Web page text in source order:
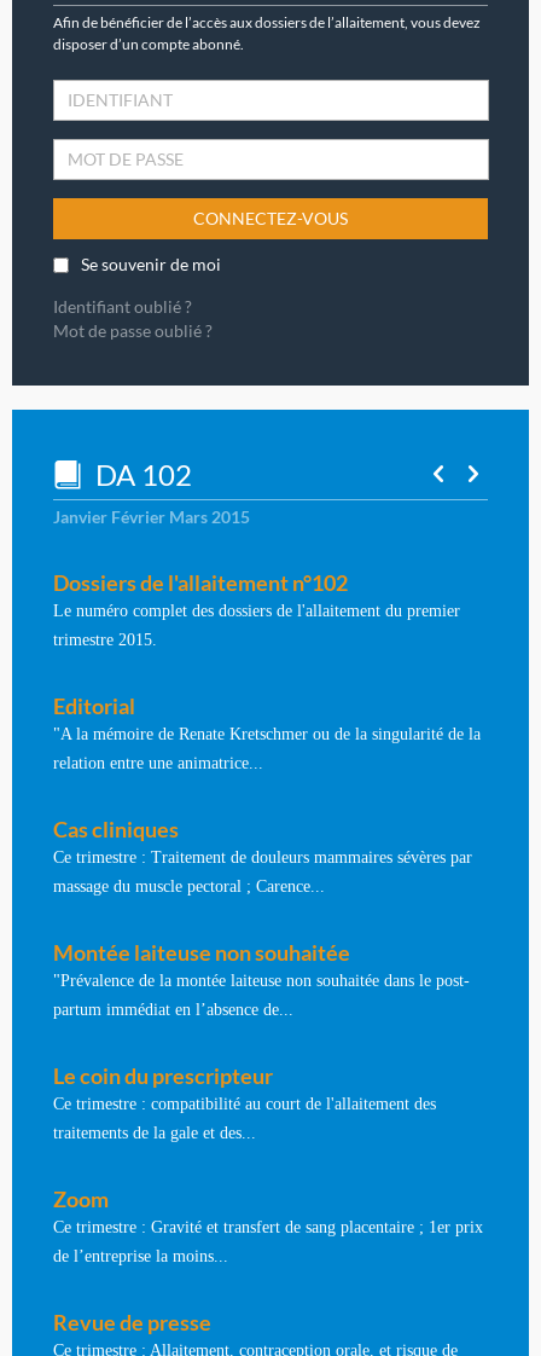
Afin de bénéficier de l’accès aux dossiers de l’allaitement, vous devez
disposer d’un compte abonné.
CONNECTEZ-VOUS
Se souvenir de moi
Identifiant oublié ?
Mot de passe oublié ?
DA 102
Janvier Février Mars 2015
Dossiers de l'allaitement n°102
Le numéro complet des dossiers de l'allaitement du premier
trimestre 2015.
Editorial
"A la mémoire de Renate Kretschmer ou de la singularité de la
relation entre une animatrice...
Cas cliniques
Ce trimestre : Traitement de douleurs mammaires sévères par
massage du muscle pectoral ; Carence...
Montée laiteuse non souhaitée
"Prévalence de la montée laiteuse non souhaitée dans le post-
partum immédiat en l’absence de...
Le coin du prescripteur
Ce trimestre : compatibilité au court de l'allaitement des
traitements de la gale et des...
Zoom
Ce trimestre : Gravité et transfert de sang placentaire ; 1er prix
de l’entreprise la moins...
Revue de presse
Ce trimestre : Allaitement, contraception orale, et risque de